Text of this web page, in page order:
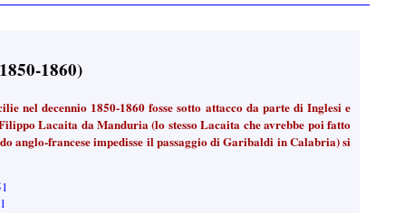
1860)
nel decennio 1850-1860 fosse sotto attacco da parte di Inglesi e
Lacaita da Manduria (lo stesso Lacaita che avrebbe poi fatto
anglo-francese impedisse il passaggio di Garibaldi in Calabria) si